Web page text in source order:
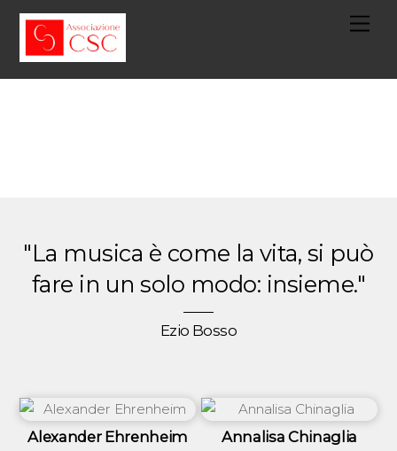
Skip
content
"La musica è come la vita, si può
fare in un solo modo: insieme."
Ezio Bosso
Alexander Ehrenheim Annalisa Chinaglia